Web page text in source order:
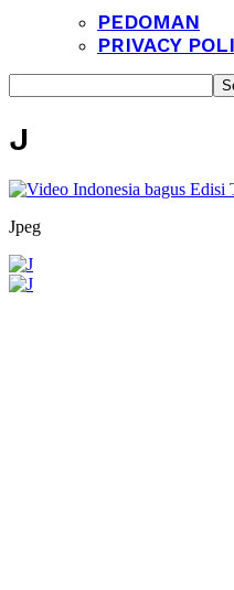
PEDOMAN
PRIVACY
J
Jpeg